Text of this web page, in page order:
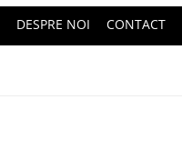
DESPRE NOI CONTACT